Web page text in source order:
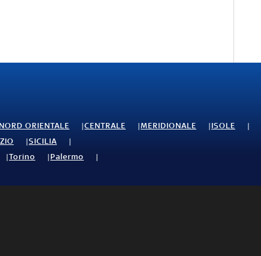
NORD ORIENTALE CENTRALE MERIDIONALE
ISOLE
SICILIA
Torino Palermo